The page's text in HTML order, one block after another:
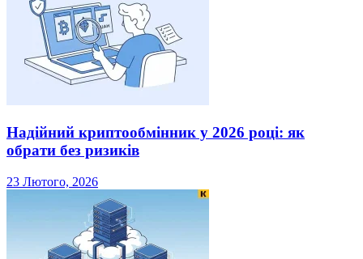
Надійний криптообмінник у 2026 році: як
обрати без ризиків
23 Лютого, 2026